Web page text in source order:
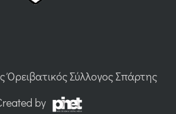
Όρειβατικός Σύλλογος Σπάρτης
by